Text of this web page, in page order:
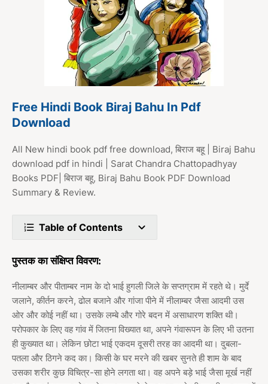
Free Hindi Book Biraj Bahu In Pdf
Download
All New hindi book pdf free download, बिराज बहू | Biraj Bahu
download pdf in hindi | Sarat Chandra Chattopadhyay
Books PDF| बिराज बहू, Biraj Bahu Book PDF Download
Summary & Review.
Table of Contents
पुस्तक का संक्षिप्त विवरण:
नीलाम्बर और पीताम्बर नाम के दो भाई हुगली जिले के सप्तग्राम में रहते थे। मुर्दे
जलाने, कीर्तन करने, ढोल बजाने और गांजा पीने में नीलाम्बर जैसा आदमी उस
ओर और कोई नहीं था। उसके लम्बे और गोरे बदन में असाधारण शक्ति थी।
परोपकार के लिए वह गांव में जितना विख्यात था, अपने गंवारूपन के लिए भी उतना
ही कुख्यात था। लेकिन छोटा भाई एकदम दूसरी तरह का आदमी था। दुबला-
पतला और ठिगने कद का। किसी के घर मरने की खबर सुनते ही शाम के बाद
उसका शरीर कुछ विचित्र-सा होने लगता था। वह अपने बड़े भाई जैसा मूर्ख नहीं